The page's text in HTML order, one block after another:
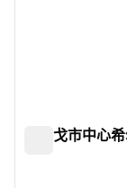
圣迭戈市中心